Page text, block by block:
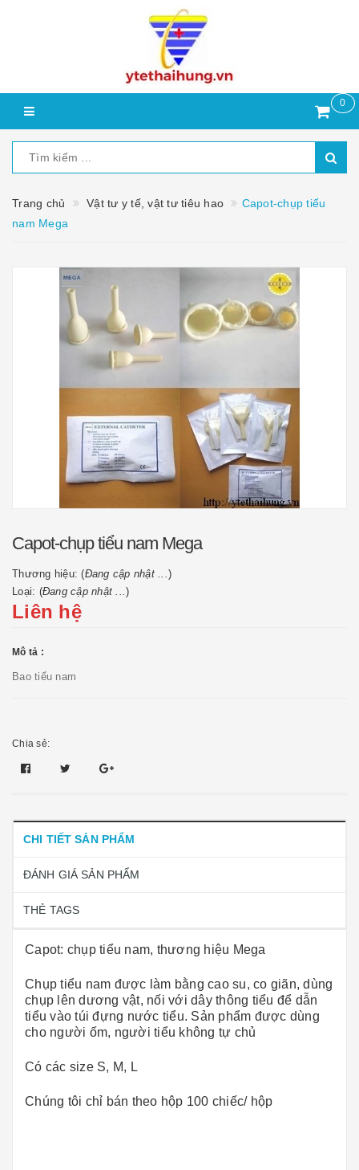
0
Trang chủ Vật tư y tế, vật tư tiêu hao
Capot-chụp tiểu
nam Mega
Capot-chụp tiểu nam Mega
Thương hiệu: (Đang cập nhật ...)
Loại: (Đang cập nhật ...)
Liên hệ
Mô tả :
Bao tiểu nam
Chia sẻ:
CHI TIẾT SẢN PHẨM
ĐÁNH GIÁ SẢN PHẨM
THẺ TAGS
Capot: chụp tiểu nam, thương hiệu Mega
Chụp tiểu nam được làm bằng cao su, co giãn, dùng
chụp lên dương vật, nối với dây thông tiểu để dẫn
tiểu vào túi đựng nước tiểu. Sản phẩm được dùng
cho người ốm, người tiểu không tự chủ
Có các size S, M, L
Chúng tôi chỉ bán theo hộp 100 chiếc/ hộp